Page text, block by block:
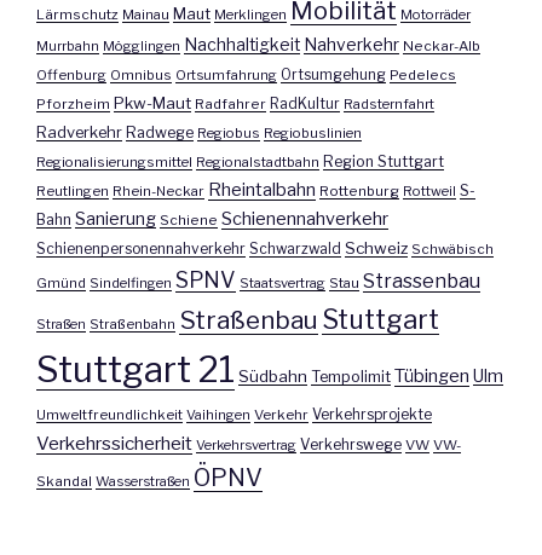
Lärmschutz Mainau Maut Merklingen Mobilität Motorräder
Murrbahn Mögglingen Nachhaltigkeit Nahverkehr Neckar-Alb
Offenburg Omnibus Ortsumfahrung Ortsumgehung Pedelecs
Pforzheim Pkw-Maut Radfahrer RadKultur Radsternfahrt
Radverkehr Radwege Regiobus Regiobuslinien
Regionalisierungsmittel Regionalstadtbahn Region Stuttgart
Reutlingen Rhein-Neckar Rheintalbahn Rottenburg Rottweil S-
Bahn Sanierung Schiene Schienennahverkehr
Schienenpersonennahverkehr Schwarzwald Schweiz Schwäbisch
Gmünd Sindelfingen SPNV Staatsvertrag Stau Strassenbau
Straßen Straßenbahn Straßenbau Stuttgart
Stuttgart 21 Südbahn Tempolimit Tübingen Ulm
Umweltfreundlichkeit Vaihingen Verkehr Verkehrsprojekte
Verkehrssicherheit Verkehrsvertrag Verkehrswege VW VW-
Skandal Wasserstraßen ÖPNV